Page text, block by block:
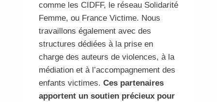
comme les CIDFF, le réseau Solidarité
Femme, ou France Victime. Nous
travaillons également avec des
structures dédiées à la prise en
charge des auteurs de violences, à la
médiation et à l’accompagnement des
enfants victimes. Ces partenaires
apportent un soutien précieux pour